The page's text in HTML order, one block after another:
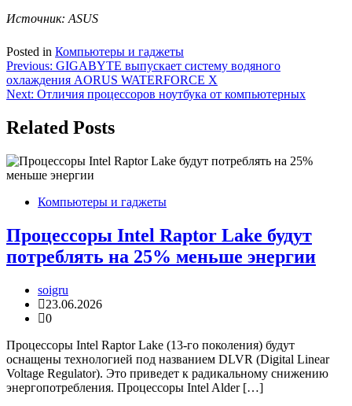
Источник: ASUS
Posted in Компьютеры и гаджеты
Навигация
по
Previous: GIGABYTE выпускает систему водяного
охлаждения AORUS WATERFORCE X
Next: Отличия процессоров ноутбука от компьютерных
Related Posts
Компьютеры и гаджеты
Процессоры Intel Raptor Lake будут
потреблять на 25% меньше энергии
soigru
23.06.2026
0
Процессоры Intel Raptor Lake (13-го поколения) будут
оснащены технологией под названием DLVR (Digital Linear
Voltage Regulator). Это приведет к радикальному снижению
энергопотребления. Процессоры Intel Alder […]